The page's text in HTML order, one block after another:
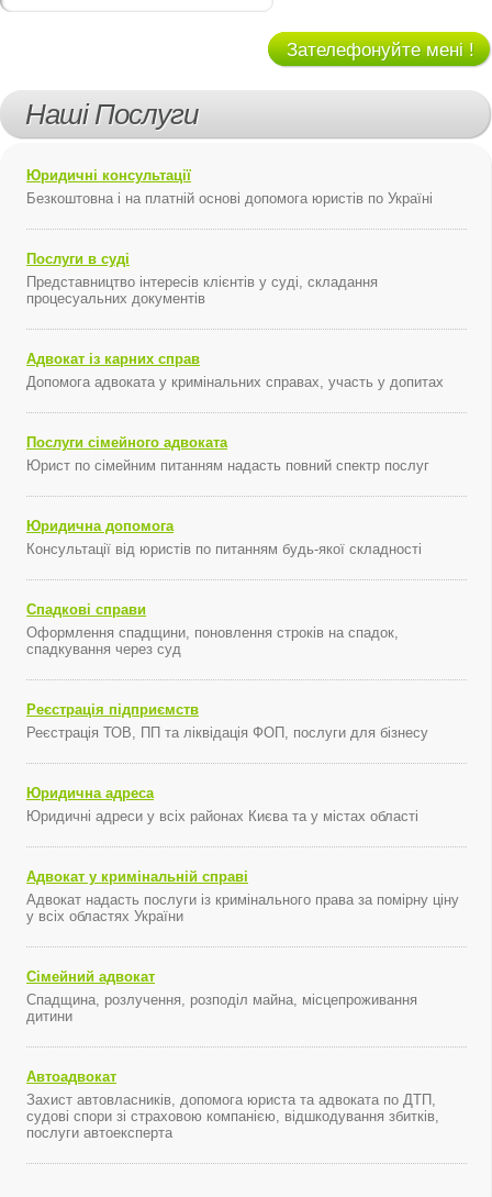
Зателефонуйте мені !
Наші Послуги
Юридичні консультації
Безкоштовна і на платній основі допомога юристів по Україні
Послуги в суді
Представництво інтересів клієнтів у суді, складання
процесуальних документів
Адвокат із карних справ
Допомога адвоката у кримінальних справах, участь у допитах
Послуги сімейного адвоката
Юрист по сімейним питанням надасть повний спектр послуг
Юридична допомога
Консультації від юристів по питанням будь-якої складності
Спадкові справи
Оформлення спадщини, поновлення строків на спадок,
спадкування через суд
Реєстрація підприємств
Реєстрація ТОВ, ПП та ліквідація ФОП, послуги для бізнесу
Юридична адреса
Юридичні адреси у всіх районах Києва та у містах області
Адвокат у кримінальній справі
Адвокат надасть послуги із кримінального права за помірну ціну
у всіх областях України
Сімейний адвокат
Спадщина, розлучення, розподіл майна, місцепроживання
дитини
Автоадвокат
Захист автовласників, допомога юриста та адвоката по ДТП,
судові спори зі страховою компанією, відшкодування збитків,
послуги автоексперта